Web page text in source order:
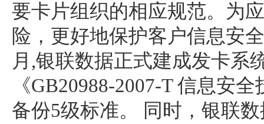
要卡片组织的相应规范。为
险，更好地保护客户信息安
月,银联数据正式建成发卡系
《GB20988-2007-T 信息安
备份5级标准。 同时，银联